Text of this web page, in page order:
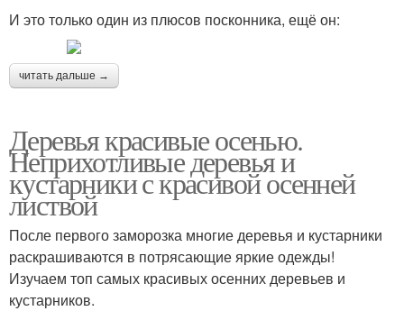
И это только один из плюсов посконника, ещё он:
читать дальше →
Деревья красивые осенью.
Неприхотливые деревья и
кустарники с красивой осенней
листвой
После первого заморозка многие деревья и кустарники
раскрашиваются в потрясающие яркие одежды!
Изучаем топ самых красивых осенних деревьев и
кустарников.